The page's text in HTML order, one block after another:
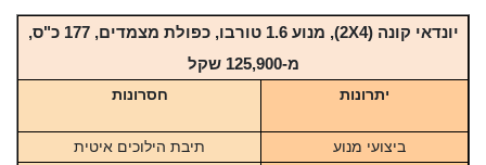
יונדאי קונה (2X4), מנוע 1.6 טורבו, כפולת מצמדים, 177 כ"ס,
מ-125,900 שקל
יתרונות
חסרונות
ביצועי מנוע
תיבת הילוכים איטית